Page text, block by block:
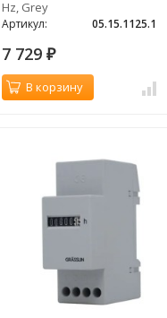
Hz, Grey
Артикул: 05.15.1125.1
7 729 ₽
В корзину